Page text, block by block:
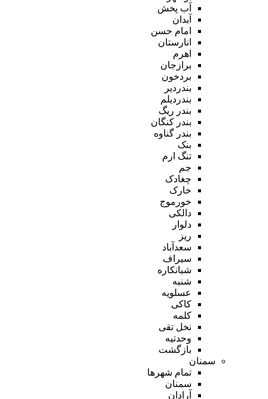
آب پخش
آبدان
امام حسن
انارستان
اهرم
برازجان
بردخون
بندردیر
بندردیلم
بندر ریگ
بندر کنگان
بندر گناوه
بنک
تنگ ارم
جم
چغادک
خارک
خورموج
دالکی
دلوار
ریز
سعدآباد
سیراف
شبانکاره
شنبه
عسلویه
کاکی
کلمه
نخل تقی
وحدتیه
بازگشت
سمنان
تمام شهر‌ها
سمنان
آرادان